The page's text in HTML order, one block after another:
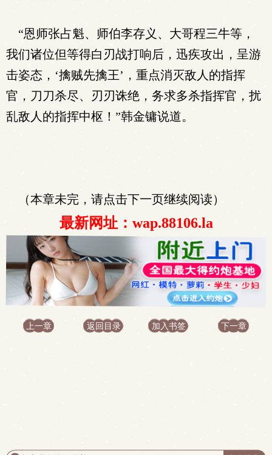
“恩师张占魁、师伯李存义、大哥程三牛等，
我们诸位但等得白刃战打响后，迅疾攻出，呈游
击姿态，‘擒贼先擒王’，重点消灭敌人的指挥
官，刀刀杀尽、刃刃诛绝，务求多杀指挥官，扰
乱敌人的指挥中枢！”韩金镛说道。
（本章未完，请点击下一页继续阅读）
最新网址：wap.88106.la
上一章 返回目录 加入书签 下一章